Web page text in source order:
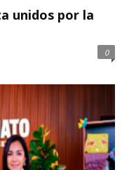
unidos por la
0